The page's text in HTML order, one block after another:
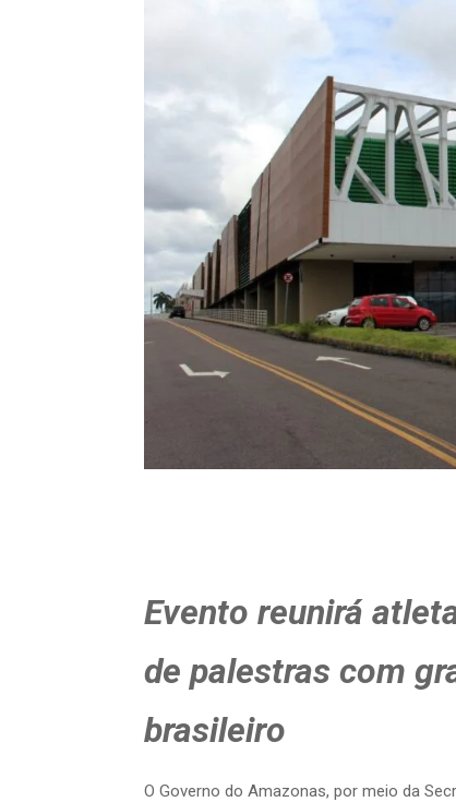
Evento reunirá
de palestras com
brasileiro
O Governo do Amazonas, por meio da